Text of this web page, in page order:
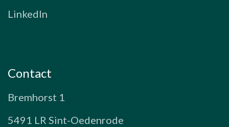
LinkedIn
Contact
Bremhorst 1
5491 LR Sint-Oedenrode